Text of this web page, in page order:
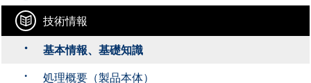
技術情報
基本情報、基礎知識
処理概要（製品本体）